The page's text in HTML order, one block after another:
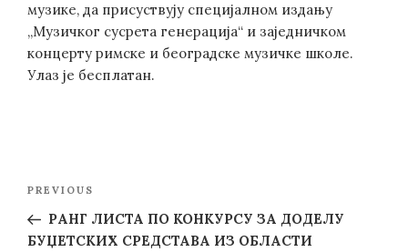
музике, да присуствују специјалном издању
„Музичког сусрета генерација“ и заједничком
концерту римске и београдске музичке школе.
Улаз је бесплатан.
Post
Previous
Post
PREVIOUS
РАНГ ЛИСТА ПО КОНКУРСУ ЗА ДОДЕЛУ
БУЏЕТСКИХ СРЕДСТАВА ИЗ ОБЛАСТИ